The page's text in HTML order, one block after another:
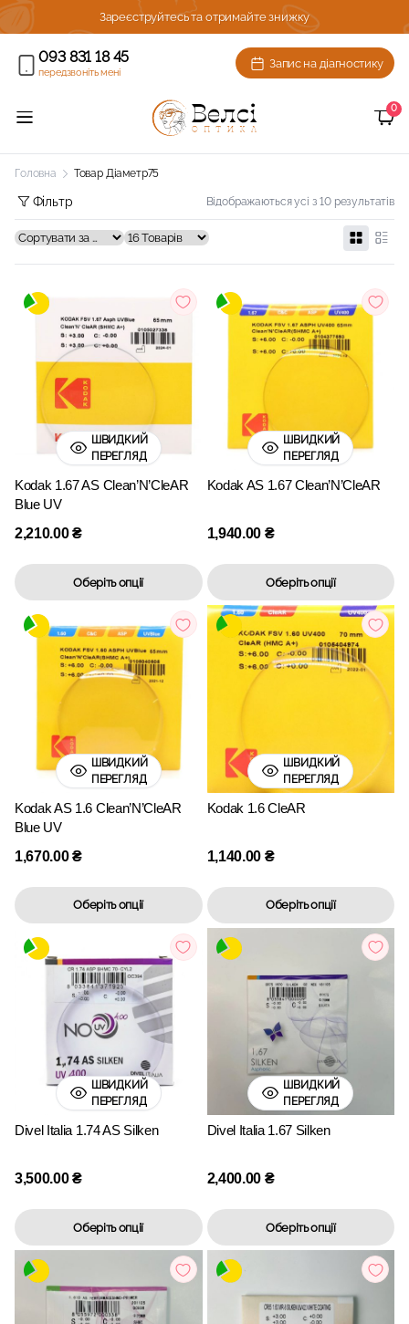
Зареєструйтесь та отримайте знижку
093 831 18 45
передзвоніть мені
Запис на діагностику
0
Головна Товар Діаметр75
Відображаються усі з 10 результатів
Фільтр
ШВИДКИЙ
ПЕРЕГЛЯД
Kodak 1.67 AS Clean’N’CleAR
Blue UV
2,210.00₴
Оберіть опції
ШВИДКИЙ
ПЕРЕГЛЯД
Kodak AS 1.67 Clean’N’CleAR
1,940.00 ₴
Оберіть опції
ШВИДКИЙ
ПЕРЕГЛЯД
Kodak AS 1.6 Clean’N’CleAR
Blue UV
1,670.00₴
Оберіть опції
ШВИДКИЙ
ПЕРЕГЛЯД
Kodak 1.6 CleAR
1,140.00 ₴
Оберіть опції
ШВИДКИЙ
ПЕРЕГЛЯД
Divel Italia 1.74 AS Silken
3,500.00₴
Оберіть опції
ШВИДКИЙ
ПЕРЕГЛЯД
Divel Italia 1.67 Silken
2,400.00 ₴
Оберіть опції